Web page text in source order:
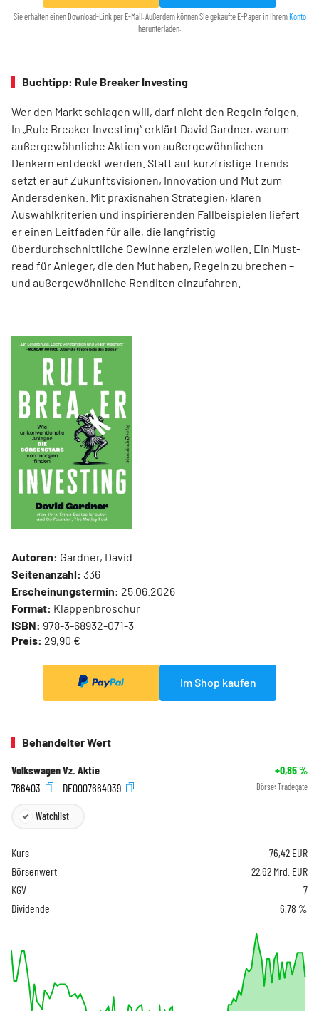
Sie erhalten einen Download-Link per E-Mail. Außerdem können Sie gekaufte E-Paper in IhremKonto
herunterladen.
Buchtipp: Rule Breaker Investing
Wer den Markt schlagen will, darf nicht den Regeln folgen.
In „Rule Breaker Investing“ erklärt David Gardner, warum
außergewöhnliche Aktien von außer­gewöhnlichen
Denkern entdeckt werden. Statt auf kurzfristige Trends
setzt er auf Zukunftsvisionen, Innovation und Mut zum
Andersdenken. Mit praxisnahen Strategien, klaren
Auswahlkriterien und inspirierenden Fallbeispielen liefert
er einen Leit­faden für alle, die langfristig
überdurchschnittliche Gewinne erzielen wollen. Ein Must-
read für Anleger, die den Mut haben, Regeln zu brechen –
und außergewöhnliche Renditen einzufahren.
Autoren: Gardner, David
Seitenanzahl: 336
Erscheinungstermin: 25.06.2026
Format: Klappenbroschur
ISBN: 978-3-68932-071-3
Preis: 29,90 €
Im Shop kaufen
Behandelter Wert
Volkswagen Vz. Aktie +0,85%
766403
DE0007664039 Börse: Tradegate
Watchlist
Kurs 76,42 EUR
Börsenwert
22,62 Mrd. EUR
KGV
7
Dividende
6,78 %